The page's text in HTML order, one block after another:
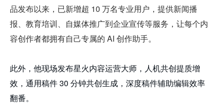
品发布以来，已新增超 10 万名专业用户，提供新闻播
报、教育培训、自媒体推广到企业宣传等服务，让每个内
容创作者都拥有自己专属的 AI 创作助手。
此外，他现场发布星火内容运营大师，人机共创提质增
效，通用稿件 30 分钟共创生成，深度稿件辅助编辑效率
翻番。